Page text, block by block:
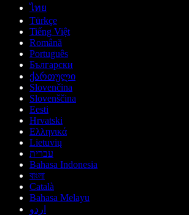
ไทย
Türkçe
Tiếng Việt
Română
Português
Български
ქართული
Slovenčina
Slovenščina
Eesti
Hrvatski
Ελληνικά
Lietuvių
עברית
Bahasa Indonesia
বাংলা
Català
Bahasa Melayu
اردو